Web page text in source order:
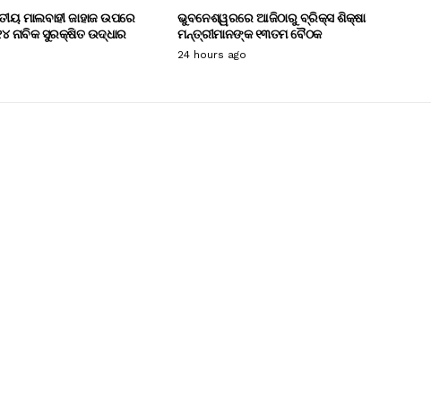
ମାଲବାହୀ ଜାହାଜ ଉପରେ
ନାବିକ ସୁରକ୍ଷିତ ଉଦ୍ଧାର
ଭୁବନେଶ୍ୱରରେ ଆଜିଠାରୁ ବ୍ରିକ୍ସ ଶିକ୍ଷା
ମନ୍ତ୍ରୀମାନଙ୍କ ୧୩ତମ ବୈଠକ
24 hours ago